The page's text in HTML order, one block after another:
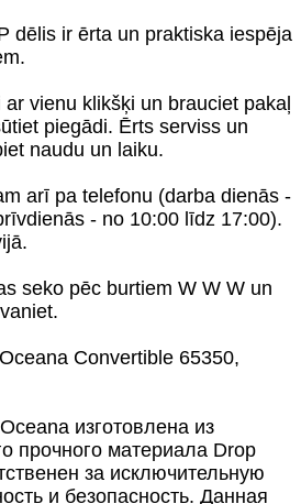
dēlis ir ērta un praktiska iespēja
vienu klikšķi un brauciet pakaļ
piegādi. Ērts serviss un
naudu un laiku.
arī pa telefonu (darba dienās -
- no 10:00 līdz 17:00).
seko pēc burtiem W W W un
Convertible 65350,
изготовлена из
прочного материала Drop
за исключительную
и безопасность. Данная